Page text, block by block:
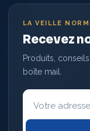
LA VEILLE
Recevez
Produits,
boîte mail.
Votre
adresse
mail